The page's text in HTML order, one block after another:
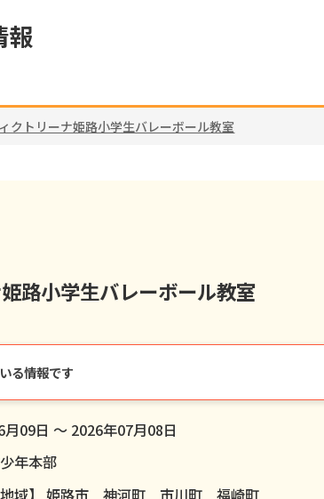
報
クトリーナ姫路小学生バレーボール教室
路小学生バレーボール教室
る情報です
月09日 ～ 2026年07月08日
年本部
域】 姫路市 神河町 市川町 福崎町